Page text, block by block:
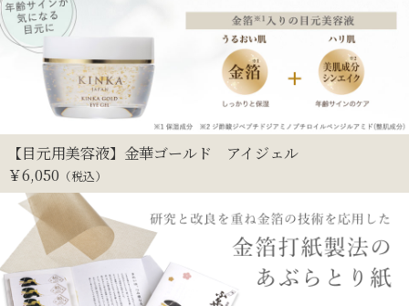
【目元用美容液】金華ゴールド アイジェル
￥6,050 （税込）